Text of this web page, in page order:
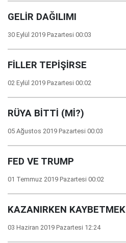
GELİR DAĞILIMI
30 Eylül 2019 Pazartesi 00:03
FİLLER TEPİŞİRSE
02 Eylül 2019 Pazartesi 00:02
RÜYA BİTTİ (Mİ?)
05 Ağustos 2019 Pazartesi 00:03
FED VE TRUMP
01 Temmuz 2019 Pazartesi 00:02
KAZANIRKEN KAYBETMEK
03 Haziran 2019 Pazartesi 12:24